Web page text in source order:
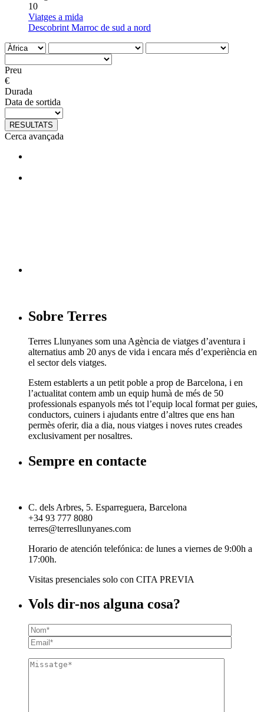
10
Viatges a mida
Descobrint Marroc de sud a nord
Preu
€
Durada
Data de sortida
RESULTATS
Cerca avançada
Sobre Terres
Terres Llunyanes som una Agència de viatges d’aventura i
alternatius amb 20 anys de vida i encara més d’experiència en
el sector dels viatges.
Estem establerts a un petit poble a prop de Barcelona, i en
l’actualitat contem amb un equip humà de més de 50
professionals espanyols més tot l’equip local format per guies,
conductors, cuiners i ajudants entre d’altres que ens han
permès oferir, dia a dia, nous viatges i noves rutes creades
exclusivament per nosaltres.
Sempre en contacte
C. dels Arbres, 5. Esparreguera, Barcelona
+34 93 777 8080
terres@terresllunyanes.com
Horario de atención telefónica: de lunes a viernes de 9:00h a
17:00h.
Visitas presenciales solo con CITA PREVIA
Vols dir-nos alguna cosa?